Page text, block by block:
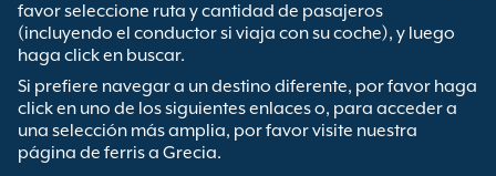
favor seleccione ruta y cantidad de pasajeros
(incluyendo el conductor si viaja con su coche), y luego
haga click en buscar.
Si prefiere navegar a un destino diferente, por favor haga
click en uno de los siguientes enlaces o, para acceder a
una selección más amplia, por favor visite nuestra
página de ferris a Grecia.